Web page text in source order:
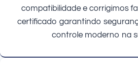
compatibilidade e corrigimos
certificado garantindo
controle moderno na